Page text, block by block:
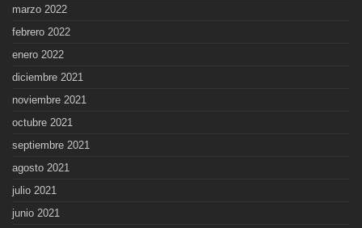
marzo 2022
febrero 2022
enero 2022
diciembre 2021
noviembre 2021
octubre 2021
septiembre 2021
agosto 2021
julio 2021
junio 2021